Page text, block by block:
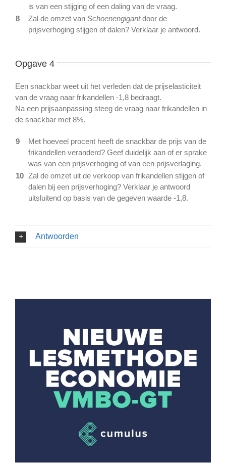
is van een stijging of een daling van de vraag.
8
Zal de omzet van Schoenengigantdoor de
prijsverhoging stijgen of dalen? Verklaar je antwoord.
Opgave 4
Een snackbar weet uit het verleden dat de prijselasticiteit
van de vraag naar frikandellen -1,8 bedraagt.
Na een prijsaanpassing steeg de vraag naar frikandellen in
de snackbar met 8%.
9
Met hoeveel procent heeft de snackbar de prijs van de
frikandellen veranderd? Geef duidelijk aan of er sprake
was van een prijsverhoging of van een prijsverlaging.
10 Zal de omzet uit de verkoop van frikandellen stijgen of
dalen bij een prijsverhoging? Verklaar je antwoord
uitsluitend op basis van de gegeven waarde -1,8.
Antwoorden